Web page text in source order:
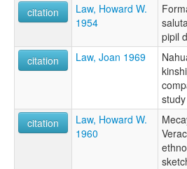
citation
Law, Howard W.
1954
pipil
citation
Law, Joan 1969
study
citation
Law, Howard W.
1960